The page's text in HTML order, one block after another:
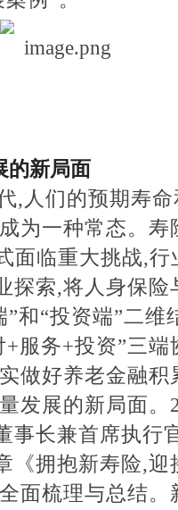
的新局面
,人们的预期寿
为一种常态。寿
面临重大挑战,
探索,将人身保险
和“投资端”二维
+服务+投资”三
做好养老金融积
发展的新局面。
事长兼首席执行
《拥抱新寿险,迎
面梳理与总结。